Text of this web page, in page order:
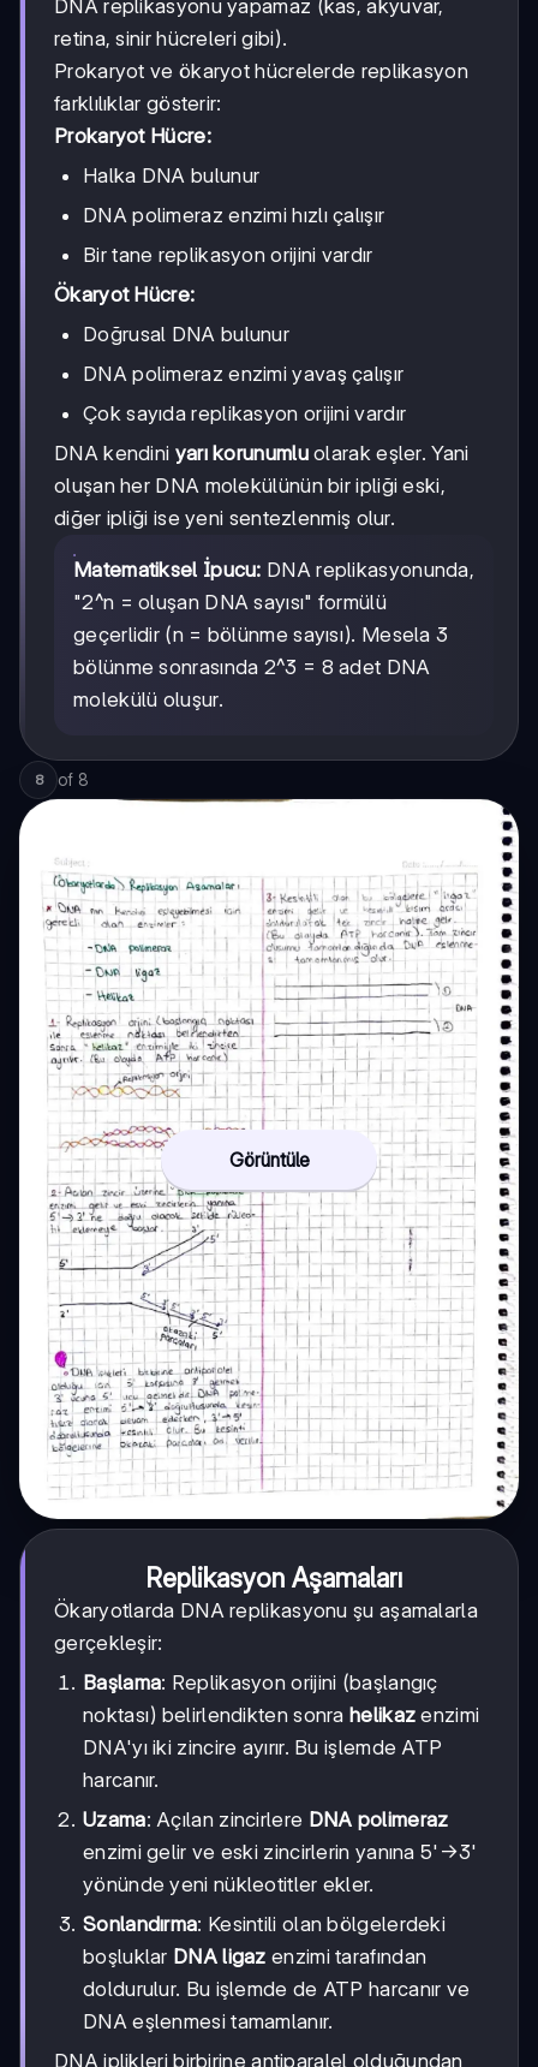
DNA replikasyonu yapamaz (kas, akyuvar,
retina, sinir hücreleri gibi).
Prokaryot ve ökaryot hücrelerde replikasyon
farklılıklar gösterir:
Prokaryot Hücre:
Halka DNA bulunur
DNA polimeraz enzimi hızlı çalışır
Bir tane replikasyon orijini vardır
Ökaryot Hücre:
Doğrusal DNA bulunur
DNA polimeraz enzimi yavaş çalışır
Çok sayıda replikasyon orijini vardır
DNA kendini yarı korunumluolarak eşler. Yani
oluşan her DNA molekülünün bir ipliği eski,
diğer ipliği ise yeni sentezlenmiş olur.
Matematiksel İpucu: DNA replikasyonunda,
"2^n = oluşan DNA sayısı" formülü
geçerlidir (n = bölünme sayısı). Mesela 3
bölünme sonrasında 2^3 = 8 adet DNA
molekülü oluşur.
8 of 8
Görüntüle
Replikasyon Aşamaları
Ökaryotlarda DNA replikasyonu şu aşamalarla
gerçekleşir:
Başlama: Replikasyon orijini (başlangıç
noktası) belirlendikten sonra helikaz enzimi
DNA'yı iki zincire ayırır. Bu işlemde ATP
harcanır.
Uzama: Açılan zincirlere DNA polimeraz
enzimi gelir ve eski zincirlerin yanına 5'→3'
yönünde yeni nükleotitler ekler.
Sonlandırma: Kesintili olan bölgelerdeki
boşluklar DNA ligaz enzimi tarafından
doldurulur. Bu işlemde de ATP harcanır ve
DNA eşlenmesi tamamlanır.
DNA iplikleri birbirine antiparalel olduğundan